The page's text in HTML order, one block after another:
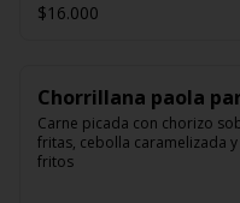
$16.000
Chorrillana paola
Carne picada con chorizo
fritas, cebolla caramelizada
fritos